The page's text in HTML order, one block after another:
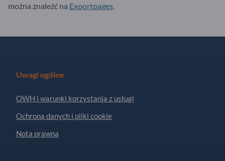
można znaleźć na Exportpages
Uwagi ogólne
OWH i warunki korzystania z usługi
Ochrona danych i pliki cookie
Nota prawna